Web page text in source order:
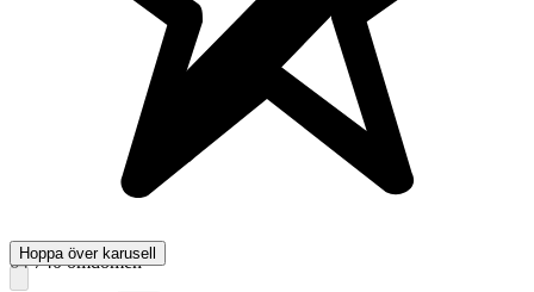
64 740 omdömen
Hoppa över karusell